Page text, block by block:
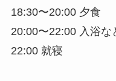
18:30〜20:00 夕食
20:00〜22:00 入浴な
22:00 就寝